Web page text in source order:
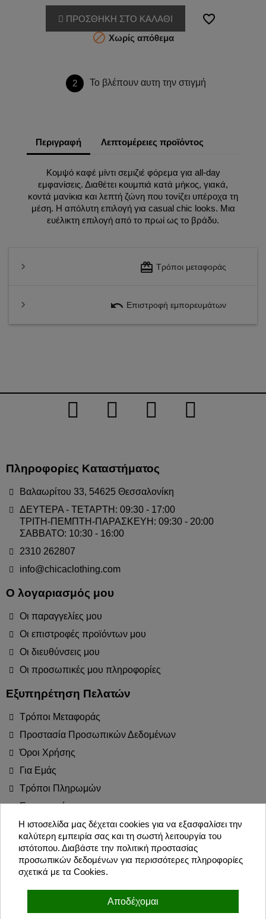
ΠΡΟΣΘΗΚΗ ΣΤΟ ΚΑΛΑΘΙ
favorite_border
 Χωρίς απόθεμα
2 Το βλέπουν αυτη την στιγμή
Περιγραφή Λεπτομέρειες προϊόντος
Κομψό καφέ μίντι σεμιζιέ φόρεμα για all-day
εμφανίσεις. Διαθέτει κουμπιά κατά μήκος, γιακά,
κοντά μανίκια και λεπτή ζώνη που τονίζει υπέροχα τη
μέση. Η απόλυτη επιλογή για casual chic looks. Μια
ευέλικτη επιλογή από το πρωί ως το βράδυ.
redeem Τρόποι μεταφοράς
undo Επιστροφή εμπορευμάτων
Πληροφορίες Καταστήματος
Βαλαωρίτου 33, 54625 Θεσσαλονίκη
ΔΕΥΤΕΡΑ - ΤΕΤΑΡΤΗ: 09:30 - 17:00
ΤΡΙΤΗ-ΠΕΜΠΤΗ-ΠΑΡΑΣΚΕΥΗ: 09:30 - 20:00
ΣΑΒΒΑΤΟ: 10:30 - 16:00
2310 262807
info@chicaclothing.com
Ο λογαριασμός μου
Οι παραγγελίες μου
Οι επιστροφές προϊόντων μου
Οι διευθύνσεις μου
Οι προσωπικές μου πληροφορίες
Εξυπηρέτηση Πελατών
Τρόποι Μεταφοράς
Προστασία Προσωπικών Δεδομένων
Όροι Χρήσης
Για Εμάς
Τρόποι Πληρωμών
Επιστροφές
Blog
Join the Party!
Συμφωνώ με τους όρους χρήσης και την πολιτική προσωπικών
Η ιστοσελίδα μας δέχεται cookies για να εξασφαλίσει την
καλύτερη εμπειρία σας και τη σωστή λειτουργία του
ιστότοπου. Διαβάστε την πολιτική προστασίας
προσωπικών δεδομένων για περισσότερες πληροφορίες
σχετικά με τα Cookies.
Αποδέχομαι